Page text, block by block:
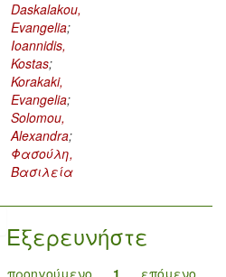
Daskalakou,
Evangelia;
Ioannidis,
Kostas;
Korakaki,
Evangelia;
Solomou,
Alexandra;
Φασούλη,
Βασιλεία
προηγούμενο 1 επόμενο
Εξερευνήστε